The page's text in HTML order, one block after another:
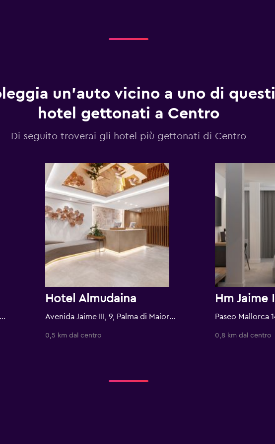
un'auto vicino a uno di questi
hotel gettonati a Centro
Di seguito troverai gli hotel più gettonati di Centro
Palma di Maiorca, Maiorca, Spagna
Hotel Almudaina
Avenida Jaime III, 9, Palma di Maiorca, Maiorca, Spagna
0,5 km dal centro
Hm Jaime III
0,8 km dal centro